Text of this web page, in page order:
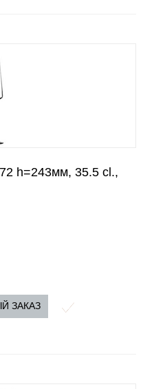
h=243мм, 35.5 cl.,
ЗАКАЗ